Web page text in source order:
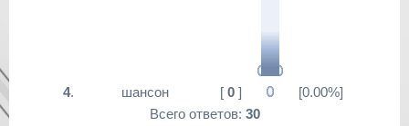
4. шансон [ 0]
[0.00%]
Всего ответов: 30